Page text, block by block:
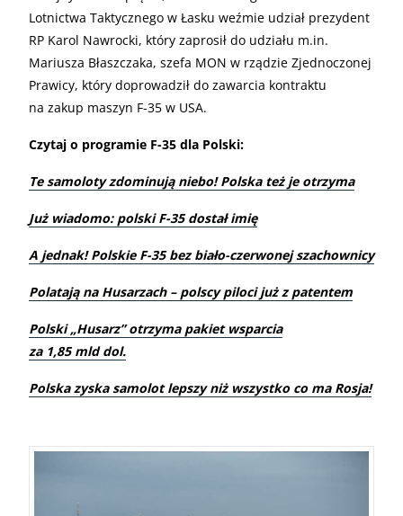
Lotnictwa Taktycznego w Łasku weźmie udział prezydent
RP Karol Nawrocki, który zaprosił do udziału m.in.
Mariusza Błaszczaka, szefa MON w rządzie Zjednoczonej
Prawicy, który doprowadził do zawarcia kontraktu
na zakup maszyn F-35 w USA.
Czytaj o programie F-35 dla Polski:
Te samoloty zdominują niebo! Polska też je otrzyma
Już wiadomo: polski F-35 dostał imię
A jednak! Polskie F-35 bez biało-czerwonej szachownicy
Polatają na Husarzach – polscy piloci już z patentem
Polski „Husarz” otrzyma pakiet wsparcia
za 1,85 mld dol.
Polska zyska samolot lepszy niż wszystko co ma Rosja!